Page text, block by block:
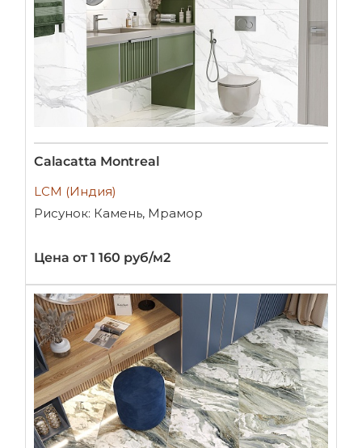
Calacatta Montreal
LCM (Индия)
Рисунок: Камень, Мрамор
Цена от 1 160 руб/м2